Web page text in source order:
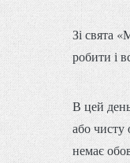
Зі свята
робити і
В цей
або чисту
немає